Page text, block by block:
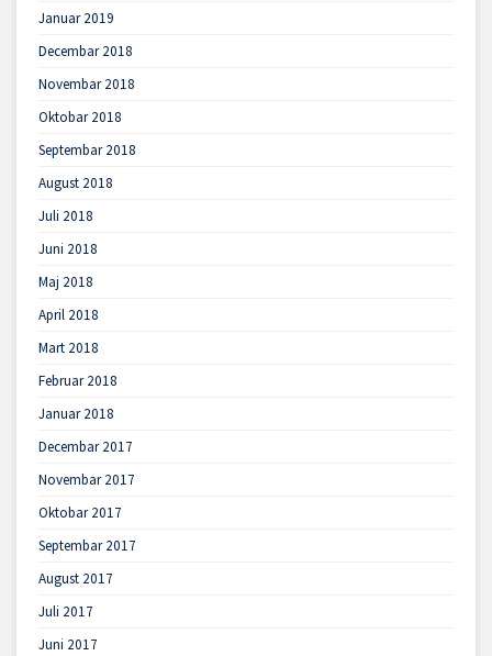
Januar 2019
Decembar 2018
Novembar 2018
Oktobar 2018
Septembar 2018
August 2018
Juli 2018
Juni 2018
Maj 2018
April 2018
Mart 2018
Februar 2018
Januar 2018
Decembar 2017
Novembar 2017
Oktobar 2017
Septembar 2017
August 2017
Juli 2017
Juni 2017